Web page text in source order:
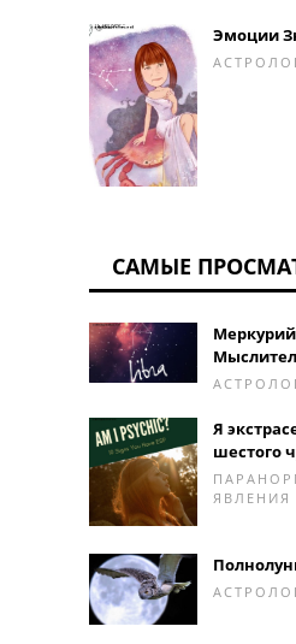
Эмоции
САМЫЕ
Я
шестого
ЯВЛЕНИЯ